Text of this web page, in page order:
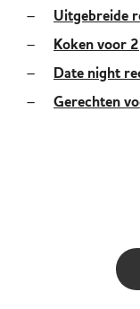
Uitgebreide
Koken voor 2
Date night
Gerechten